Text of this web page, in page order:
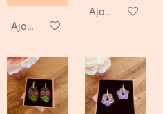
Ajouter au panier
Ajouter au panier